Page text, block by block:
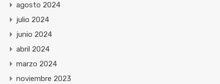
agosto 2024
julio 2024
junio 2024
abril 2024
marzo 2024
noviembre 2023